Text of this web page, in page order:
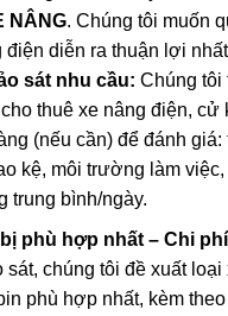
NÂNG. Chúng tôi muốn
điện diễn ra thuận lợi
sát nhu cầu: Chúng tôi
thuê xe nâng điện, cử
(nếu cần) để đánh giá:
kệ, môi trường làm
trung bình/ngày.
phù hợp nhất – Chi
sát, chúng tôi đề xuất loại
phù hợp nhất, kèm